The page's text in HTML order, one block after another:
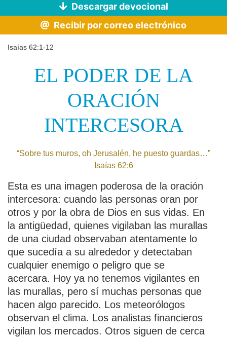
Descargar devocional
Recibir por correo electrónico
Isaías 62:1-12
EL PODER DE LA
ORACIÓN
INTERCESORA
“Sobre tus muros, oh Jerusalén, he puesto guardas…”
Isaías 62:6
Esta es una imagen poderosa de la oración
intercesora: cuando las personas oran por
otros y por la obra de Dios en sus vidas. En
la antigüedad, quienes vigilaban las murallas
de una ciudad observaban atentamente lo
que sucedía a su alrededor y detectaban
cualquier enemigo o peligro que se
acercara. Hoy ya no tenemos vigilantes en
las murallas, pero sí muchas personas que
hacen algo parecido. Los meteorólogos
observan el clima. Los analistas financieros
vigilan los mercados. Otros siguen de cerca